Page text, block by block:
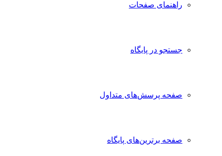
راهنمای صفحات
جستجو در پایگاه
صفحه پرسش‌های متداول
صفحه برترین‌های پایگاه